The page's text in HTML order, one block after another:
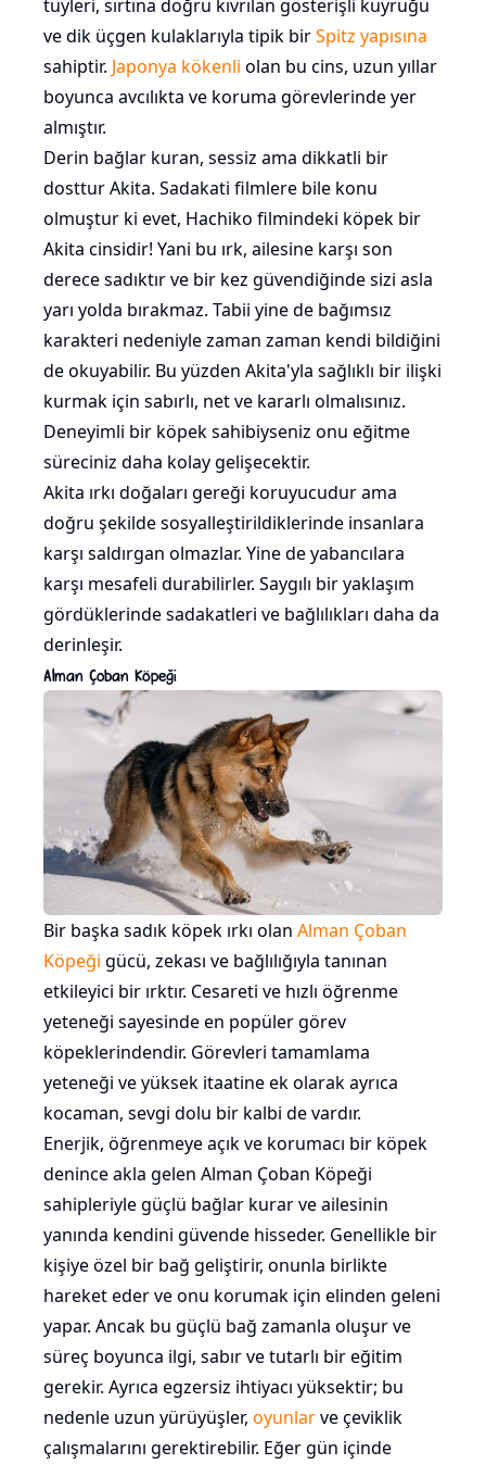
tüyleri, sırtına doğru kıvrılan gösterişli kuyruğu
ve dik üçgen kulaklarıyla tipik birSpitz yapısına
sahiptir. Japonya kökenli olan bu cins, uzun yıllar
boyunca avcılıkta ve koruma görevlerinde yer
almıştır.
Derin bağlar kuran, sessiz ama dikkatli bir
dosttur Akita. Sadakati filmlere bile konu
olmuştur ki evet, Hachiko filmindeki köpek bir
Akita cinsidir! Yani bu ırk, ailesine karşı son
derece sadıktır ve bir kez güvendiğinde sizi asla
yarı yolda bırakmaz. Tabii yine de bağımsız
karakteri nedeniyle zaman zaman kendi bildiğini
de okuyabilir. Bu yüzden Akita'yla sağlıklı bir ilişki
kurmak için sabırlı, net ve kararlı olmalısınız.
Deneyimli bir köpek sahibiyseniz onu eğitme
süreciniz daha kolay gelişecektir.
Akita ırkı doğaları gereği koruyucudur ama
doğru şekilde sosyalleştirildiklerinde insanlara
karşı saldırgan olmazlar. Yine de yabancılara
karşı mesafeli durabilirler. Saygılı bir yaklaşım
gördüklerinde sadakatleri ve bağlılıkları daha da
derinleşir.
Alman Çoban Köpeği
Bir başka sadık köpek ırkı olan Alman Çoban
Köpeği gücü, zekası ve bağlılığıyla tanınan
etkileyici bir ırktır. Cesareti ve hızlı öğrenme
yeteneği sayesinde en popüler görev
köpeklerindendir. Görevleri tamamlama
yeteneği ve yüksek itaatine ek olarak ayrıca
kocaman, sevgi dolu bir kalbi de vardır.
Enerjik, öğrenmeye açık ve korumacı bir köpek
denince akla gelen Alman Çoban Köpeği
sahipleriyle güçlü bağlar kurar ve ailesinin
yanında kendini güvende hisseder. Genellikle bir
kişiye özel bir bağ geliştirir, onunla birlikte
hareket eder ve onu korumak için elinden geleni
yapar. Ancak bu güçlü bağ zamanla oluşur ve
süreç boyunca ilgi, sabır ve tutarlı bir eğitim
gerekir. Ayrıca egzersiz ihtiyacı yüksektir; bu
nedenle uzun yürüyüşler, oyunlarve çeviklik
çalışmalarını gerektirebilir. Eğer gün içinde